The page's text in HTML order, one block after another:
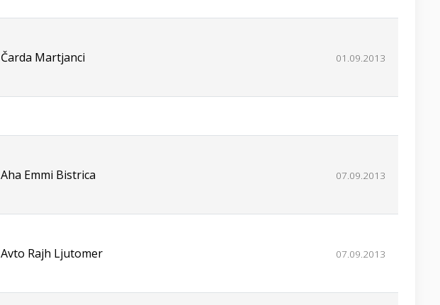
Čarda Martjanci 01.09.2013
Aha Emmi Bistrica 07.09.2013
Avto Rajh Ljutomer 07.09.2013